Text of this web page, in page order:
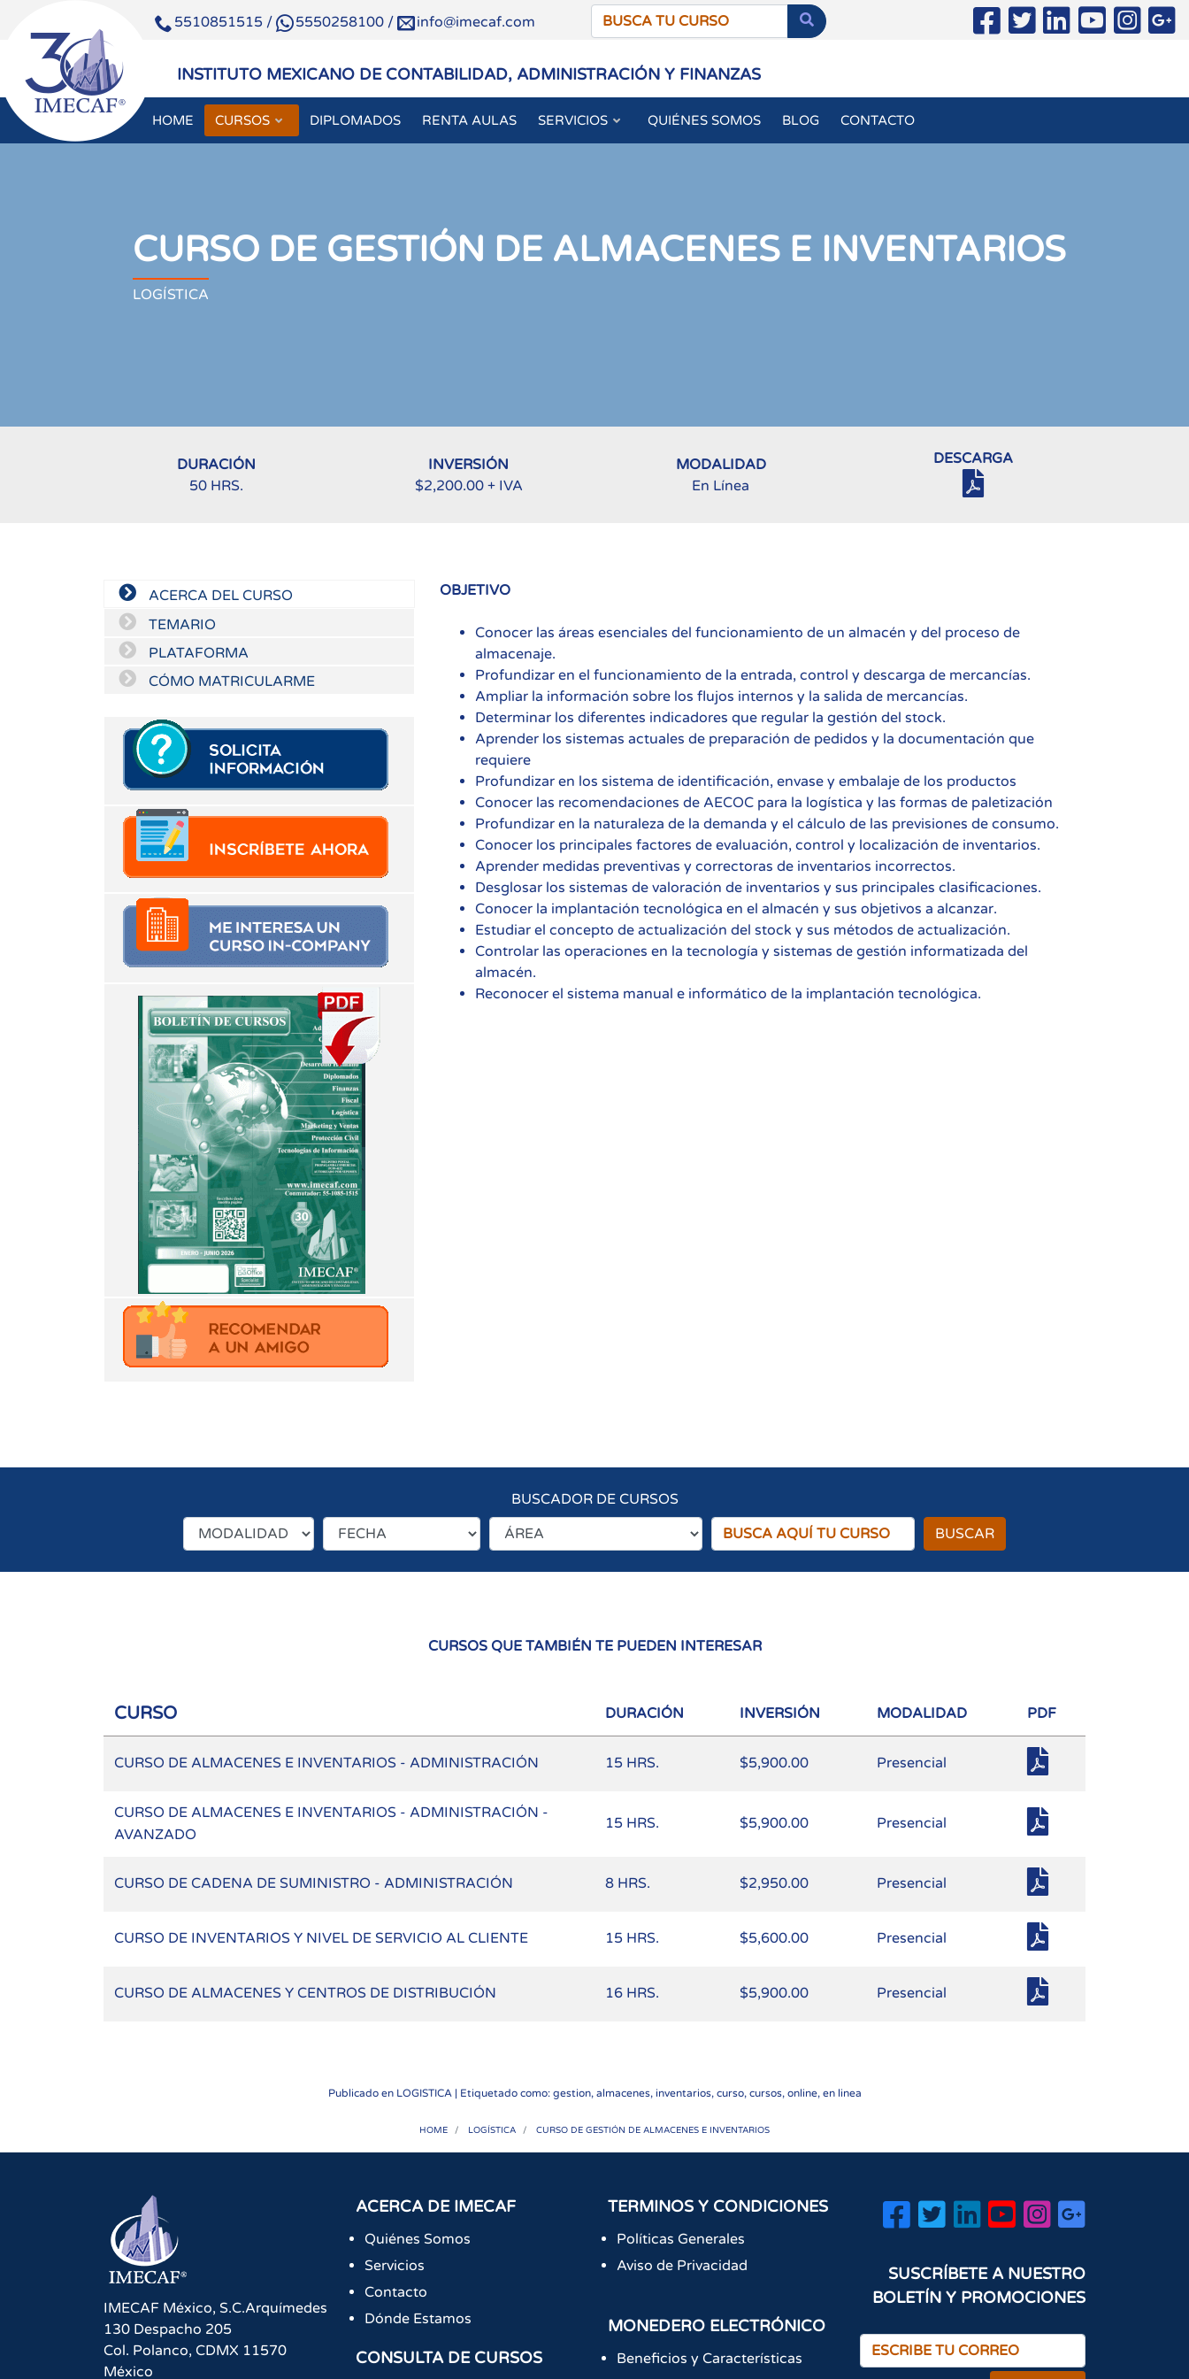
5510851515 / 5550258100 / info@imecaf.com
INSTITUTO MEXICANO DE CONTABILIDAD, ADMINISTRACIÓN Y FINANZAS
HOME CURSOS DIPLOMADOS RENTA AULAS SERVICIOS QUIÉNES SOMOS BLOG CONTACTO
CURSO DE GESTIÓN DE ALMACENES E INVENTARIOS
LOGÍSTICA
DURACIÓN
50 HRS.
INVERSIÓN
$2,200.00 + IVA
MODALIDAD
En Línea
DESCARGA
ACERCA DEL CURSO
TEMARIO
PLATAFORMA
CÓMO MATRICULARME
OBJETIVO
Conocer las áreas esenciales del funcionamiento de un almacén y del proceso de
almacenaje.
Profundizar en el funcionamiento de la entrada, control y descarga de mercancías.
Ampliar la información sobre los flujos internos y la salida de mercancías.
Determinar los diferentes indicadores que regular la gestión del stock.
Aprender los sistemas actuales de preparación de pedidos y la documentación que
requiere
Profundizar en los sistema de identificación, envase y embalaje de los productos
Conocer las recomendaciones de AECOC para la logística y las formas de paletización
Profundizar en la naturaleza de la demanda y el cálculo de las previsiones de consumo.
Conocer los principales factores de evaluación, control y localización de inventarios.
Aprender medidas preventivas y correctoras de inventarios incorrectos.
Desglosar los sistemas de valoración de inventarios y sus principales clasificaciones.
Conocer la implantación tecnológica en el almacén y sus objetivos a alcanzar.
Estudiar el concepto de actualización del stock y sus métodos de actualización.
Controlar las operaciones en la tecnología y sistemas de gestión informatizada del
almacén.
Reconocer el sistema manual e informático de la implantación tecnológica.
BUSCADOR DE CURSOS
BUSCAR
CURSOS QUE TAMBIÉN TE PUEDEN INTERESAR
CURSO DURACIÓN INVERSIÓN MODALIDAD PDF
CURSO DE ALMACENES E INVENTARIOS - ADMINISTRACIÓN 15 HRS. $5,900.00 Presencial
CURSO DE ALMACENES E INVENTARIOS - ADMINISTRACIÓN -
AVANZADO
15 HRS. $5,900.00 Presencial
CURSO DE CADENA DE SUMINISTRO - ADMINISTRACIÓN 8 HRS. $2,950.00 Presencial
CURSO DE INVENTARIOS Y NIVEL DE SERVICIO AL CLIENTE 15 HRS. $5,600.00 Presencial
CURSO DE ALMACENES Y CENTROS DE DISTRIBUCIÓN 16 HRS. $5,900.00 Presencial
Publicado en LOGISTICA| Etiquetado como: gestion, almacenes, inventarios, curso, cursos, online, en linea
HOME LOGÍSTICA CURSO DE GESTIÓN DE ALMACENES E INVENTARIOS
IMECAF México, S.C.Arquímedes
130 Despacho 205
Col. Polanco, CDMX 11570
México
ACERCA DE IMECAF
Quiénes Somos
Servicios
Contacto
Dónde Estamos
CONSULTA DE CURSOS
TERMINOS Y CONDICIONES
Políticas Generales
Aviso de Privacidad
MONEDERO ELECTRÓNICO
Beneficios y Características
SUSCRÍBETE A NUESTRO
BOLETÍN Y PROMOCIONES